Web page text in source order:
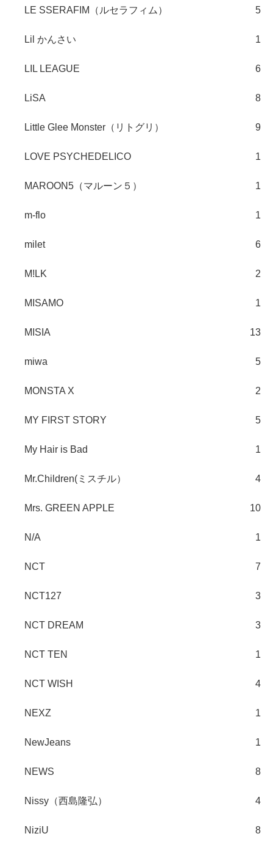
LE SSERAFIM（ルセラフィム） 5
Lil かんさい 1
LIL LEAGUE 6
LiSA 8
Little Glee Monster（リトグリ） 9
LOVE PSYCHEDELICO 1
MAROON5（マルーン５） 1
m-flo 1
milet 6
M!LK 2
MISAMO 1
MISIA 13
miwa 5
MONSTA X 2
MY FIRST STORY 5
My Hair is Bad 1
Mr.Children(ミスチル） 4
Mrs. GREEN APPLE 10
N/A 1
NCT 7
NCT127 3
NCT DREAM 3
NCT TEN 1
NCT WISH 4
NEXZ 1
NewJeans 1
NEWS 8
Nissy（西島隆弘） 4
NiziU 8